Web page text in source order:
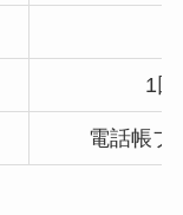
1
電話帳ブ